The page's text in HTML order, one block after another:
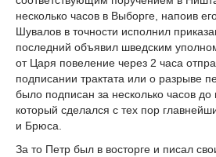
несколько часов в Выборге, напоив
Шувалов в точности исполнил
последний объявил шведским
от Царя повеление через 2 часа
подписании трактата или о разрыве
было подписан за несколько часов до
который сделался с тех пор
и Брюса.
За то Петр был в восторге и писал